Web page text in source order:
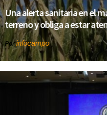
Una alerta sanitaria en el
terreno y obliga a estar
Porinfocampo